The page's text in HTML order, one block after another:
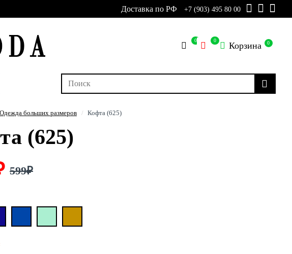
Доставка по РФ +7 (903) 495 80 00
0 0 Корзина 0
Одежда больших размеров Кофта (625)
(625)
599₽